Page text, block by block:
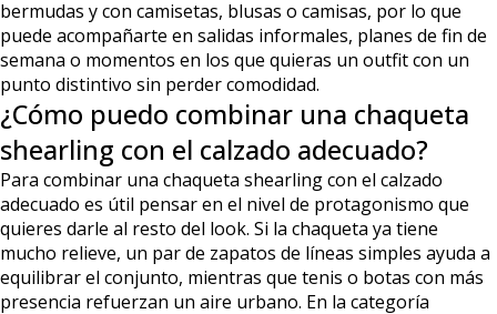
bermudas y con camisetas, blusas o camisas, por lo que
puede acompañarte en salidas informales, planes de fin de
semana o momentos en los que quieras un outfit con un
punto distintivo sin perder comodidad.
¿Cómo puedo combinar una chaqueta
shearling con el calzado adecuado?
Para combinar una chaqueta shearling con el calzado
adecuado es útil pensar en el nivel de protagonismo que
quieres darle al resto del look. Si la chaqueta ya tiene
mucho relieve, un par de zapatos de líneas simples ayuda a
equilibrar el conjunto, mientras que tenis o botas con más
presencia refuerzan un aire urbano. En la categoría